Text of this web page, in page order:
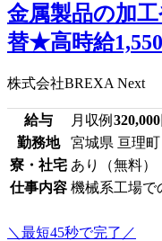
金属製品の加
替★高時給
株式会社BREXA Next
給与 月収例 320,000
勤務地
宮城県 亘理町
寮・社宅 あり（無料）
仕事内容 機械系工場で
＼最短45秒で完了／